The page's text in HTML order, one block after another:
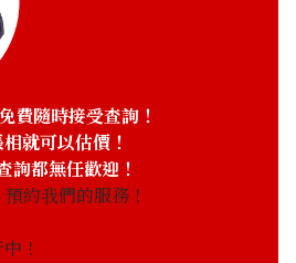
費隨時接受查詢！
就可以估價！
詢都無任歡迎！
約我們的服務！
！